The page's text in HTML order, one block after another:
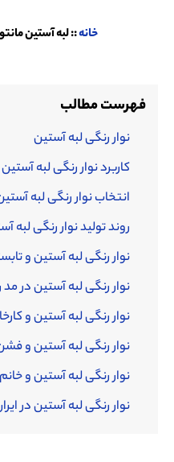
خانه::لبه آستین مانتو
فهرست مطالب
نوار رنگی لبه آستین
کاربرد نوار رنگی لبه آستین
انتخاب نوار رنگی لبه
روند تولید نوار رنگی لبه
نوار رنگی لبه آستین و
نوار رنگی لبه آستین در مد
نوار رنگی لبه آستین و
نوار رنگی لبه آستین و
نوار رنگی لبه آستین و
نوار رنگی لبه آستین در